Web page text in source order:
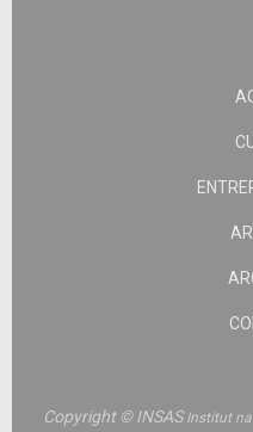
Copyright © INSASInstitut